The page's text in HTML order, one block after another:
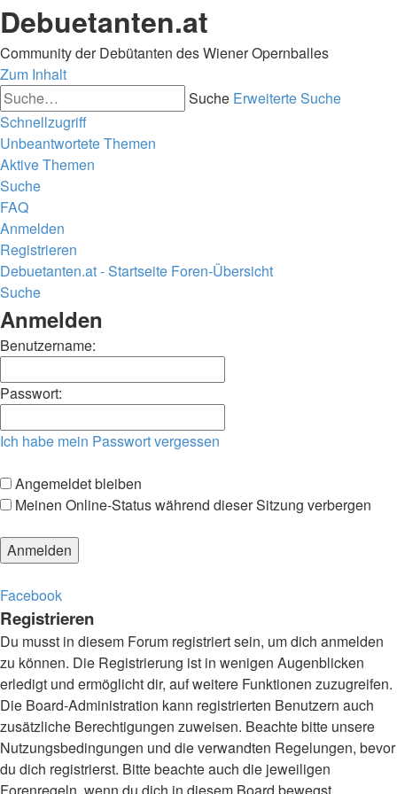
Debuetanten.at
Community der Debütanten des Wiener Opernballes
Zum Inhalt
Suche Erweiterte Suche
Schnellzugriff
Unbeantwortete Themen
Aktive Themen
Suche
FAQ
Anmelden
Registrieren
Debuetanten.at - Startseite Foren-Übersicht
Suche
Anmelden
Benutzername:
Passwort:
Ich habe mein Passwort vergessen
Angemeldet bleiben
Meinen Online-Status während dieser Sitzung verbergen
Facebook
Registrieren
Du musst in diesem Forum registriert sein, um dich anmelden
zu können. Die Registrierung ist in wenigen Augenblicken
erledigt und ermöglicht dir, auf weitere Funktionen zuzugreifen.
Die Board-Administration kann registrierten Benutzern auch
zusätzliche Berechtigungen zuweisen. Beachte bitte unsere
Nutzungsbedingungen und die verwandten Regelungen, bevor
du dich registrierst. Bitte beachte auch die jeweiligen